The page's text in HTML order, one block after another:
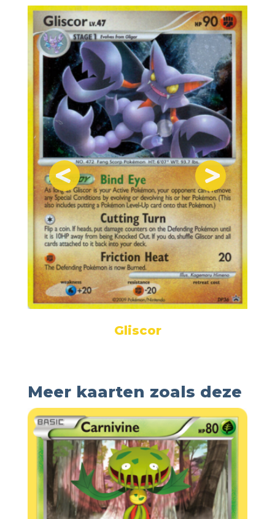
Gliscor
Meer kaarten zoals deze